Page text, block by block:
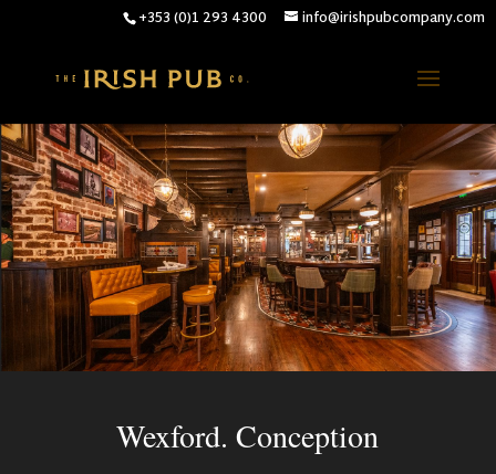
+353 (0)1 293 4300 info@irishpubcompany.com
Wexford. Conception